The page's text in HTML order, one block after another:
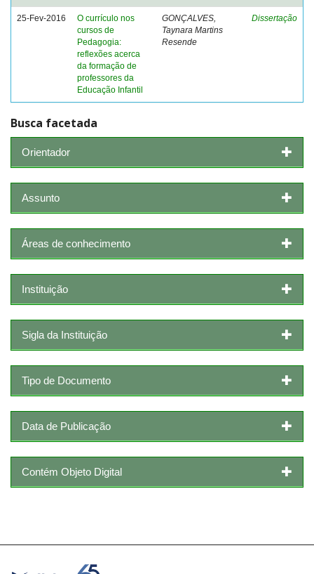
25-Fev-2016
O currículo nos
cursos de
Pedagogia:
reflexões acerca
da formação de
professores da
Educação Infantil
GONÇALVES,
Taynara Martins
Resende
Dissertação
Busca facetada
Orientador
Assunto
Áreas de conhecimento
Instituição
Sigla da Instituição
Tipo de Documento
Data de Publicação
Contém Objeto Digital